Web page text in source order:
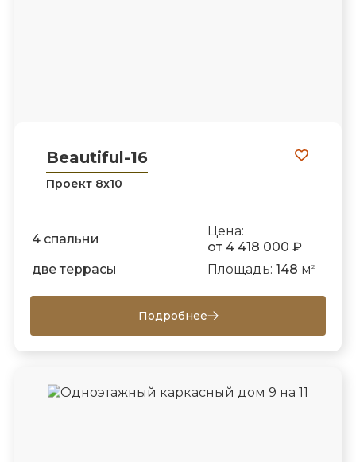
Beautiful-16
Проект 8х10
4 спальни
Цена:
от 4 418 000 ₽
две террасы
Площадь: 148 м 2
Подробнее